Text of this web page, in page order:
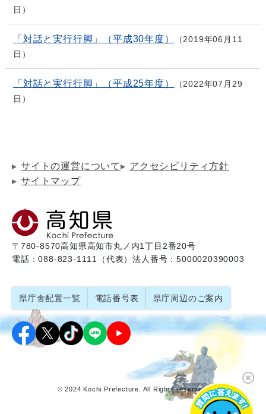
日
「対話と実行行脚」（平成30年度）
2019年06月11
日
「対話と実行行脚」（平成25年度）
2022年07月29
日
サイトの運営について
アクセシビリティ方針
サイトマップ
〒780-8570高知県高知市丸ノ内1丁目2番20号
電話：088-823-1111（代表）法人番号：5000020390003
県庁舎配置一覧 電話番号表 県庁周辺のご案内
© 2024 Kochi Prefecture. All Rights reserved.